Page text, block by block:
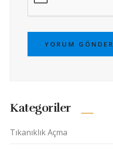
YORUM GÖNDER
Kategoriler
Tıkanıklık Açma